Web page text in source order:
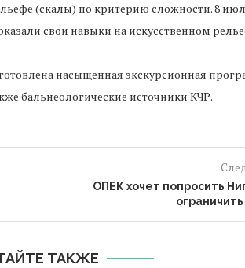
(скалы) по критерию сложности. 8
свои навыки на искусственном
насыщенная экскурсионная
бальнеологические источники КЧР.
ОПЕК хочет попросить
ТАКЖЕ